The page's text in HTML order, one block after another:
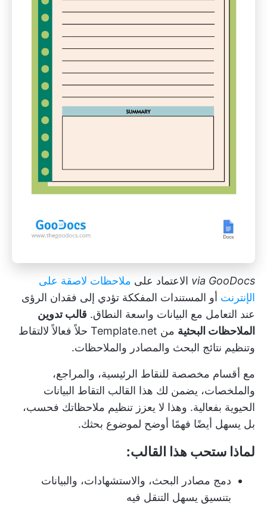
via GooDocs الاعتماد على ملاحظات لاصقة على
الإنترنت أو المستندات المفككة تؤدي إلى فقدان الرؤى
عند التعامل مع البيانات واسعة النطاق. قالب تدوين
الملاحظات البحثية
من Template.net حلاً فعالاً لالتقاط
وتنظيم نتائج البحث والمصادر والملاحظات.
مع أقسام مخصصة للنقاط الرئيسية، والمراجع،
والملخصات، يضمن لك هذا القالب التقاط البيانات
الحيوية بفعالية. وهذا لا يعزز تنظيم ملاحظاتك فحسب،
بل يسهل أيضًا فهمًا أوضح لموضوع بحثك.
لماذا ستحب هذا القالب:
دمج مصادر البحث، والاستشهادات، والبيانات
بتنسيق يسهل التنقل فيه